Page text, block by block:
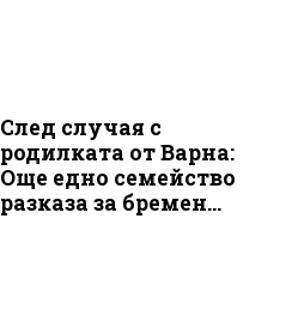
След случая с
родилката от Варна:
Още едно семейство
разказа за бремен...